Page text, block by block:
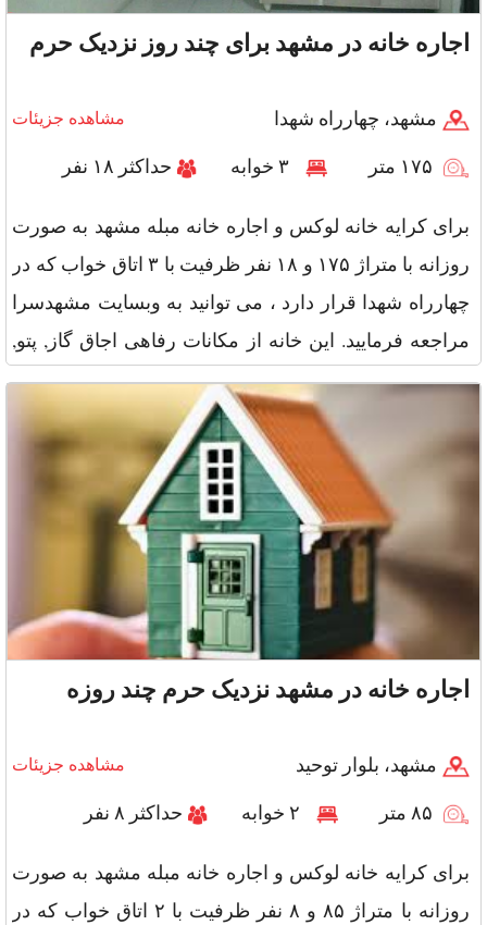
اجاره خانه در مشهد برای چند روز نزدیک حرم
مشهد، چهارراه شهدا مشاهده جزیئات
حداکثر ۱۸ نفر
برای کرایه خانه لوکس و اجاره خانه مبله مشهد به صورت
روزانه با متراژ ۱۷۵ و ۱۸ نفر ظرفیت با ۳ اتاق خواب که در
چهارراه شهدا قرار دارد ، می توانید به وبسایت مشهدسرا
مراجعه فرمایید. این خانه از مکانات رفاهی اجاق گاز, پتو,
مبل
اجاره خانه در مشهد نزدیک حرم چند روزه
مشهد، بلوار توحید مشاهده جزیئات
حداکثر ۸ نفر
برای کرایه خانه لوکس و اجاره خانه مبله مشهد به صورت
روزانه با متراژ ۸۵ و ۸ نفر ظرفیت با ۲ اتاق خواب که در